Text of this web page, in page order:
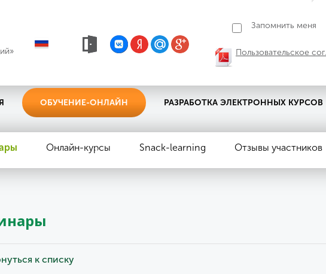
Запомнить меня
Пользовательское
ОБУЧЕНИЕ-ОНЛАЙН РАЗРАБОТКА ЭЛЕКТРОННЫХ КУРСОВ
Онлайн-курсы Snack-learning Отзывы участников
к списку